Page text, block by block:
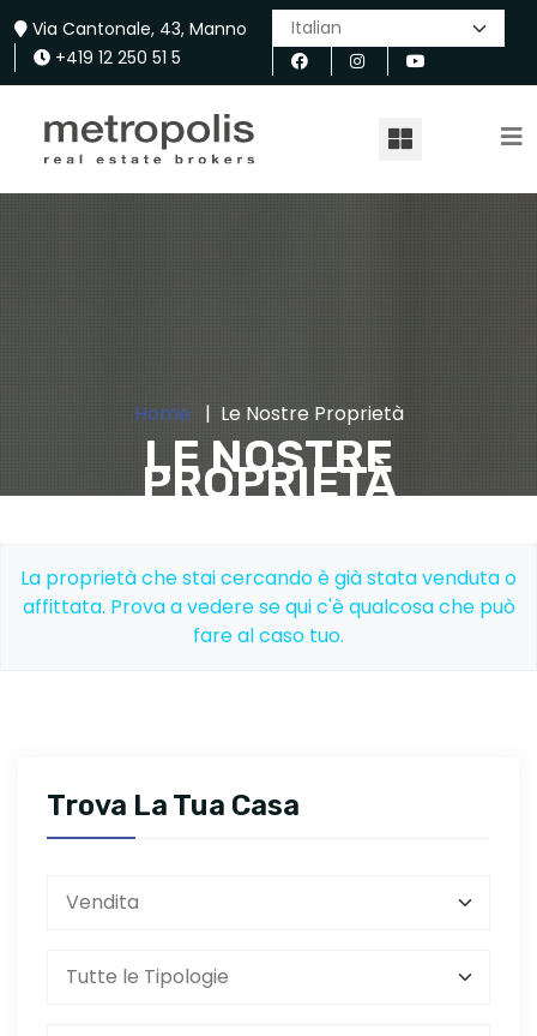
Via Cantonale, 43, Manno
+419 12 250 51 5
LE NOSTRE
PROPRIETÀ
Home Le Nostre Proprietà
La proprietà che stai cercando è già stata venduta o
affittata. Prova a vedere se qui c'è qualcosa che può
fare al caso tuo.
Trova La Tua Casa